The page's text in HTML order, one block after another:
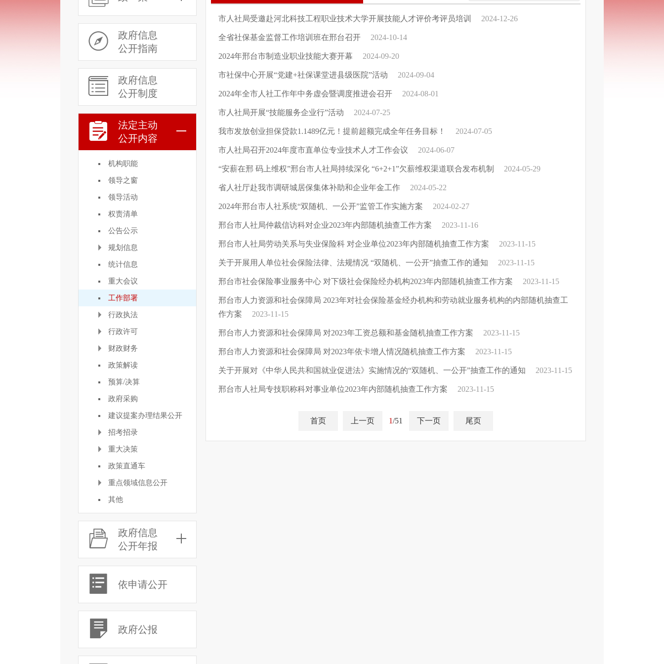
政府信息
公开指南
政府信息
公开制度
法定主动
公开内容
机构职能
领导之窗
领导活动
权责清单
公告公示
规划信息
统计信息
重大会议
工作部署
行政执法
行政许可
财政财务
政策解读
预算/决算
政府采购
建议提案办理结果公开
招考招录
重大决策
政策直通车
重点领域信息公开
其他
政府信息
公开年报
依申请公开
政府公报
市人社局受邀赴河北科技工程职业技术大学开展技能人才评价考评员培训 2024-12-26
全省社保基金监督工作培训班在邢台召开 2024-10-14
2024年邢台市制造业职业技能大赛开幕 2024-09-20
市社保中心开展“党建+社保课堂进县级医院”活动 2024-09-04
2024年全市人社工作年中务虚会暨调度推进会召开 2024-08-01
市人社局开展“技能服务企业行”活动 2024-07-25
我市发放创业担保贷款1.1489亿元！提前超额完成全年任务目标！ 2024-07-05
市人社局召开2024年度市直单位专业技术人才工作会议 2024-06-07
“安薪在邢 码上维权”邢台市人社局持续深化 “6+2+1”欠薪维权渠道联合发布机制 2024-05-29
省人社厅赴我市调研城居保集体补助和企业年金工作 2024-05-22
2024年邢台市人社系统“双随机、一公开”监管工作实施方案 2024-02-27
邢台市人社局仲裁信访科对企业2023年内部随机抽查工作方案 2023-11-16
邢台市人社局劳动关系与失业保险科 对企业单位2023年内部随机抽查工作方案 2023-11-15
关于开展用人单位社会保险法律、法规情况 “双随机、一公开”抽查工作的通知 2023-11-15
邢台市社会保险事业服务中心 对下级社会保险经办机构2023年内部随机抽查工作方案 2023-11-15
邢台市人力资源和社会保障局 2023年对社会保险基金经办机构和劳动就业服务机构的内部随机抽查工
作方案
2023-11-15
邢台市人力资源和社会保障局 对2023年工资总额和基金随机抽查工作方案 2023-11-15
邢台市人力资源和社会保障局 对2023年依卡增人情况随机抽查工作方案 2023-11-15
关于开展对《中华人民共和国就业促进法》实施情况的“双随机、一公开”抽查工作的通知 2023-11-15
邢台市人社局专技职称科对事业单位2023年内部随机抽查工作方案 2023-11-15
首页 上一页 1/51 下一页 尾页